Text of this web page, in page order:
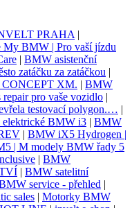
PRAHA |
My BMW | Pro vaší jízdu
| BMW asistenční
zatáčku za zatáčkou |
XM. | BMW
pro vaše vozidlo |
testovací polygon.… |
BMW i3 | BMW
| BMW iX5 Hydrogen |
| M modely BMW řady 5
| BMW
| BMW satelitní
service - přehled |
sales | Motorky BMW